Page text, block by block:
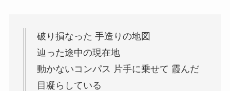
破り損なった 手造りの地図
辿った途中の現在地
動かないコンパス 片手に乗せて 霞んだ
目凝らしている